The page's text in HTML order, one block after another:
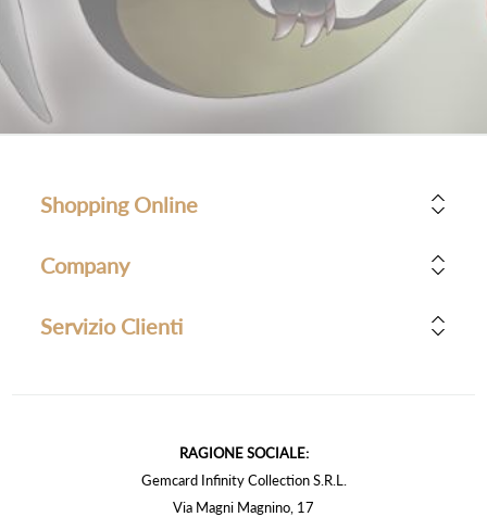
Shopping Online
Company
Servizio Clienti
RAGIONE SOCIALE:
Gemcard Infinity Collection S.R.L.
Via Magni Magnino, 17